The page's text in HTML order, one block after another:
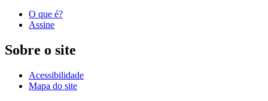
O que é?
Assine
Sobre o site
Acessibilidade
Mapa do site